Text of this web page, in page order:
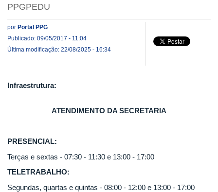
PPGPEDU
por Portal PPG
Publicado: 09/05/2017 - 11:04
Última modificação: 22/08/2025 - 16:34
Infraestrutura:
ATENDIMENTO DA SECRETARIA
PRESENCIAL:
Terças e sextas - 07:30 - 11:30 e 13:00 - 17:00
TELETRABALHO:
Segundas, quartas e quintas - 08:00 - 12:00 e 13:00 - 17:00